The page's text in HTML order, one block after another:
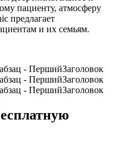
пациенту, атмосферу
предлагает
и их семьям.